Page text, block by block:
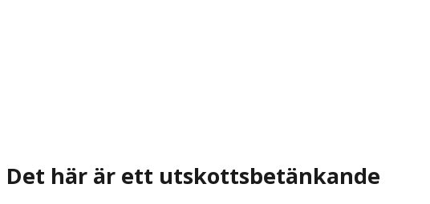
Det här är ett utskottsbetänkande